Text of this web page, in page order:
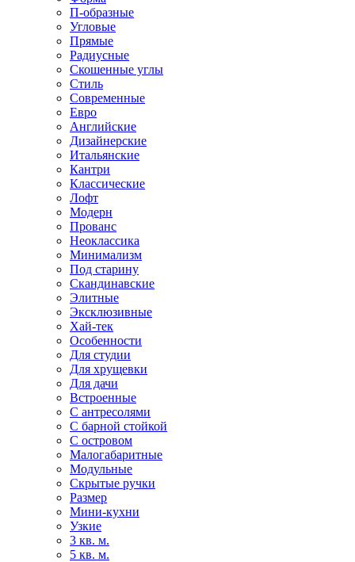
П-образные
Угловые
Прямые
Радиусные
Скошенные углы
Стиль
Современные
Евро
Английские
Дизайнерские
Итальянские
Кантри
Классические
Лофт
Модерн
Прованс
Неоклассика
Минимализм
Под старину
Скандинавские
Элитные
Эксклюзивные
Хай-тек
Особенности
Для студии
Для хрущевки
Для дачи
Встроенные
С антресолями
С барной стойкой
С островом
Малогабаритные
Модульные
Скрытые ручки
Размер
Мини-кухни
Узкие
3 кв. м.
5 кв. м.